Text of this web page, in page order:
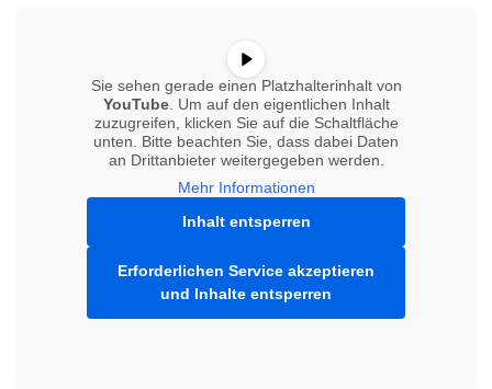
Sie sehen gerade einen Platzhalterinhalt von
YouTube. Um auf den eigentlichen Inhalt
zuzugreifen, klicken Sie auf die Schaltfläche
unten. Bitte beachten Sie, dass dabei Daten
an Drittanbieter weitergegeben werden.
Mehr Informationen
Inhalt entsperren
Erforderlichen Service akzeptieren
und Inhalte entsperren